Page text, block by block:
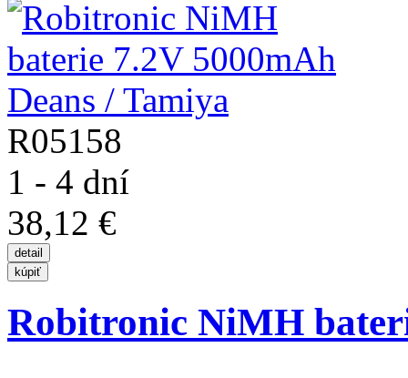
R05158
1 - 4 dní
38,12 €
Robitronic NiMH